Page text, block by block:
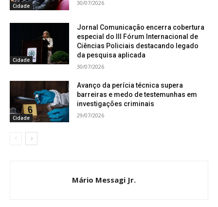
Cidade 30/07/2026
Cidade
Jornal Comunicação encerra cobertura
especial do III Fórum Internacional de
Ciências Policiais destacando legado
da pesquisa aplicada
30/07/2026
Cidade
Avanço da perícia técnica supera
barreiras e medo de testemunhas em
investigações criminais
29/07/2026
Mário Messagi Jr.